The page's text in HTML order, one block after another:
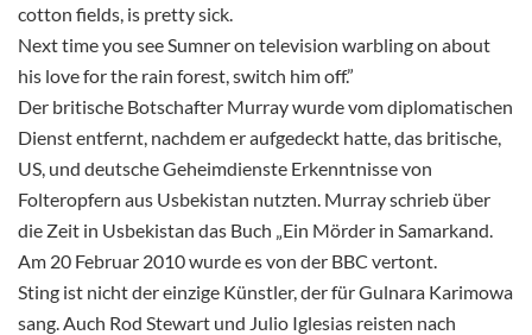
cotton fields, is pretty sick.
Next time you see Sumner on television warbling on about
his love for the rain forest, switch him off.”
Der britische Botschafter Murray wurde vom diplomatischen
Dienst entfernt, nachdem er aufgedeckt hatte, das britische,
US, und deutsche Geheimdienste Erkenntnisse von
Folteropfern aus Usbekistan nutzten. Murray schrieb über
die Zeit in Usbekistan das Buch „Ein Mörder in Samarkand.
Am 20 Februar 2010 wurde es von der BBC vertont.
Sting ist nicht der einzige Künstler, der für Gulnara Karimowa
sang. Auch Rod Stewart und Julio Iglesias reisten nach